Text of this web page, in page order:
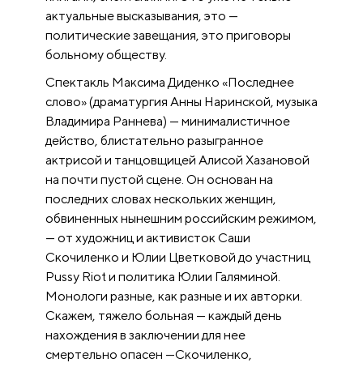
актуальные высказывания, это —
политические завещания, это приговоры
больному обществу.
Спектакль Максима Диденко «Последнее
слово» (драматургия Анны Наринской, музыка
Владимира Раннева) — минималистичное
действо, блистательно разыгранное
актрисой и танцовщицей Алисой Хазановой
на почти пустой сцене. Он основан на
последних словах нескольких женщин,
обвиненных нынешним российским режимом,
— от художниц и активисток Саши
Скочиленко и Юлии Цветковой до участниц
Pussy Riot и политика Юлии Галяминой.
Монологи разные, как разные и их авторки.
Скажем, тяжело больная — каждый день
нахождения в заключении для нее
смертельно опасен —Скочиленко,